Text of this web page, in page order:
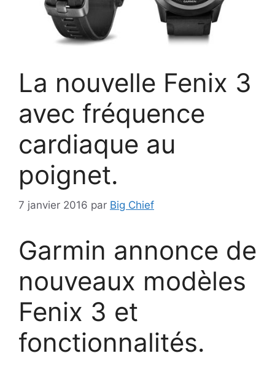
La nouvelle Fenix 3
avec fréquence
cardiaque au
poignet.
7 janvier 2016 par Big Chief
Garmin annonce de
nouveaux modèles
Fenix 3 et
fonctionnalités.